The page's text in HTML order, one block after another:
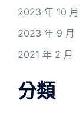
2023 年 10 月
2023 年 9 月
2021 年 2 月
分類